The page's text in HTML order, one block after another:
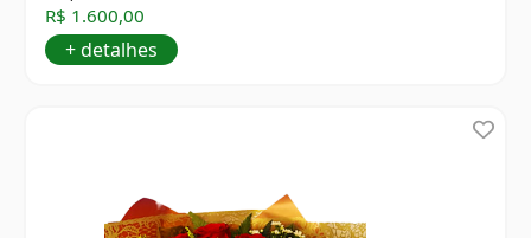
R$ 1.600,00
+ detalhes